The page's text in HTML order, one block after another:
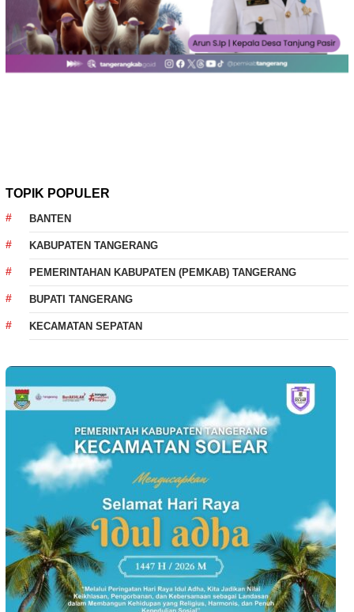
TOPIK POPULER
BANTEN
KABUPATEN TANGERANG
PEMERINTAHAN KABUPATEN (PEMKAB) TANGERANG
BUPATI TANGERANG
KECAMATAN SEPATAN